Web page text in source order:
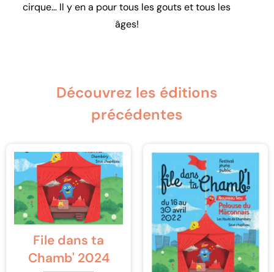
cirque… Il y en a pour tous les gouts et tous les
âges!
Découvrez les éditions
précédentes
File dans ta
Chamb' 2024